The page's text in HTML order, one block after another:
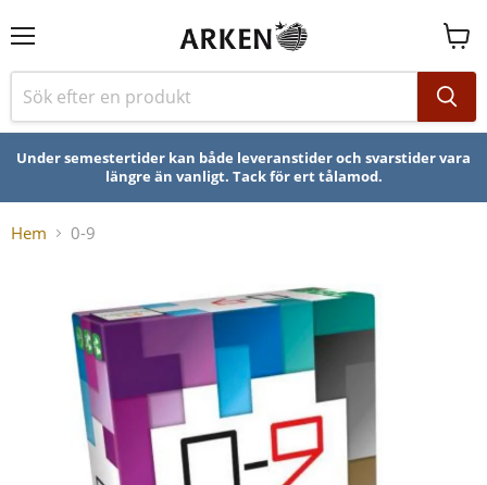
Se
Under semestertider kan både leveranstider och svarstider vara
längre än vanligt. Tack för ert tålamod.
Hem 0-9